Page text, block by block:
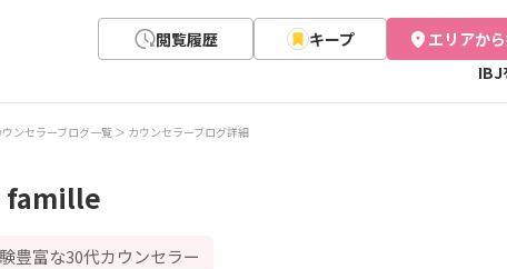
閲覧履歴 キープ エリアか
IBJ
ウンセラーブログ一覧 カウンセラーブログ詳細
famille
豊富な30代カウンセラー